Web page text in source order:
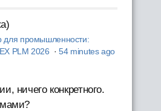
для промышленности:
PLM 2026 ·54 minutes ago
ничего конкретного.